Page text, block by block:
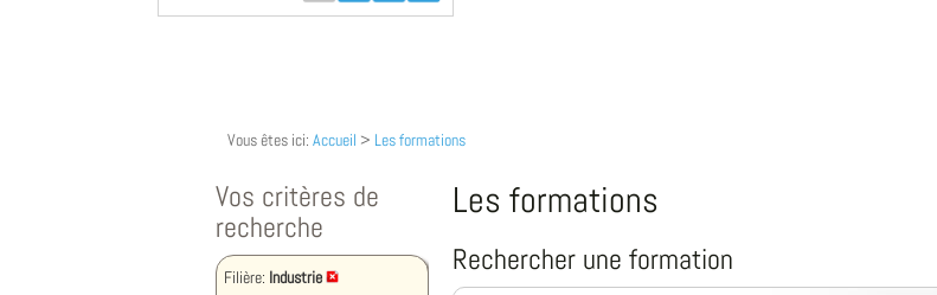
Vous êtes ici: Accueil > Les formations
Vos critères de
recherche
Filière: Industrie
Les formations
Rechercher une formation